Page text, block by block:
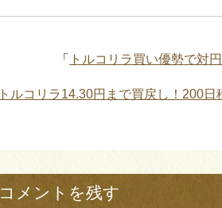
「 トルコリラ買い優勢で対
トルコリラ14.30円まで買戻し！200
コメントを残す